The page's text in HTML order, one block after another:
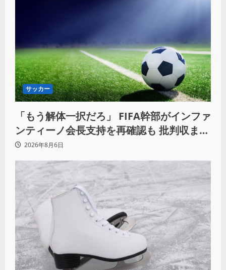
サッカー
「もう解体一択だろ」 FIFA幹部がインファ
ンティーノ会長支持を再確認も 批判収まら
ず2026年8月6日